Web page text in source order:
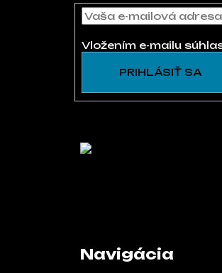
Vložením e-mailu
PRIHLÁSIŤ SA
Navigácia